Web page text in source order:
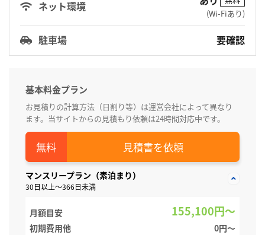
ネット環境
(Wi-Fiあり)
駐車場 要確認
基本料金プラン
お見積りの計算方法（日割り等）は運営会社によって異なり
ます。当サイトからの見積もり依頼は24時間対応中です。
見積書を依頼
マンスリープラン（素泊まり）
30日以上～366日未満
月額目安 155,100円～
初期費用他
0円〜